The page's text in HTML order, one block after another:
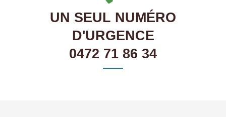
UN SEUL NUMÉRO
D'URGENCE
0472 71 86 34